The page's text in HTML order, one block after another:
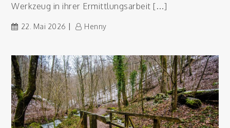
Werkzeug in ihrer Ermittlungsarbeit […]
22. Mai 2026 Henny